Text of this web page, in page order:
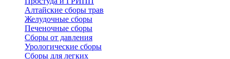
Алтайские сборы трав
Желудочные сборы
Печеночные сборы
Сборы от давления
Урологические сборы
Сборы для легких